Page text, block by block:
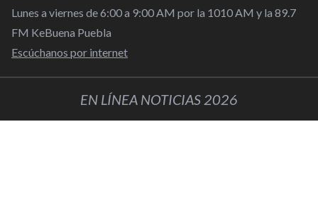
Lunes a viernes de 6:00 a 9:00 AM por la 1010 AM y la 89.7
FM KeBuena Puebla
Escúchanos por internet
EN LÍNEA NOTICIAS 2026